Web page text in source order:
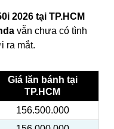
2026 tại TP.HCM
vẫn chưa có tình
ra mắt.
Giá lăn bánh tại
TP.HCM
156.500.000